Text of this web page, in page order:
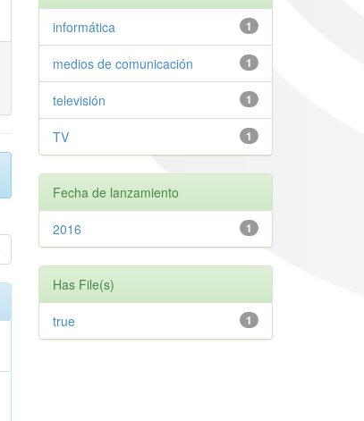
1
informática
1
medios de comunicación
1
televisión
1
TV
Fecha de lanzamiento
1
2016
Has File(s)
1
true